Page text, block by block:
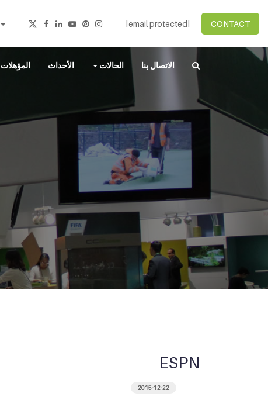
[email protected] CONTACT
المؤهلات الأحداث الحالات الاتصال بنا
ESPN
2015-12-22